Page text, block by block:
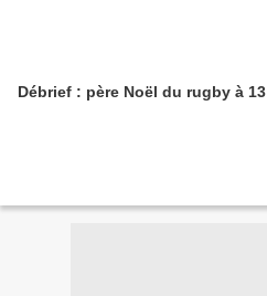
Débrief : père Noël du rugby à 13